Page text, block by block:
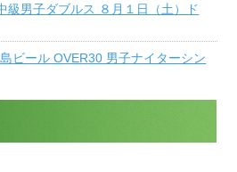
級男子ダブルス ８月１日（土）ド
ビール OVER30 男子ナイターシン